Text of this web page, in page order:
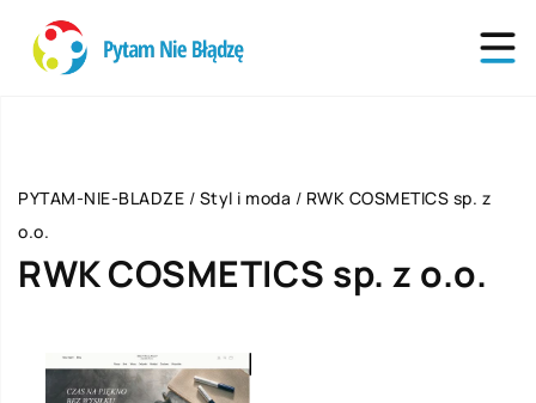
PYTAM-NIE-BLADZE / Styl i moda / RWK COSMETICS sp. z
o.o.
RWK COSMETICS sp. z o.o.